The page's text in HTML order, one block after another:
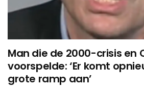
Man die de 2000-crisis en
voorspelde: ‘Er komt
grote ramp aan’